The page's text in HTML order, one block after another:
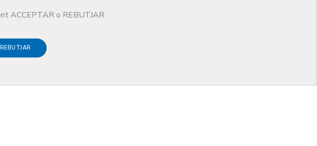
ACCEPTAR o REBUTJAR
REBUTJAR